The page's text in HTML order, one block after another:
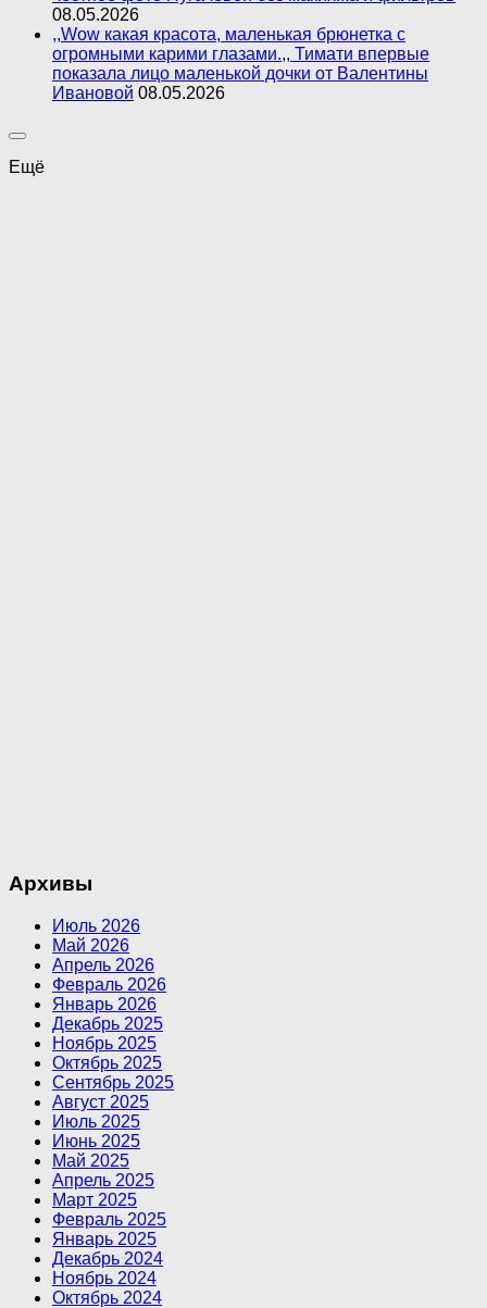
08.05.2026
,,Wow какая красота, маленькая брюнетка с
огромными карими глазами.,, Тимати впервые
показала лицо маленькой дочки от Валентины
Ивановой 08.05.2026
Ещё
Архивы
Июль 2026
Май 2026
Апрель 2026
Февраль 2026
Январь 2026
Декабрь 2025
Ноябрь 2025
Октябрь 2025
Сентябрь 2025
Август 2025
Июль 2025
Июнь 2025
Май 2025
Апрель 2025
Март 2025
Февраль 2025
Январь 2025
Декабрь 2024
Ноябрь 2024
Октябрь 2024